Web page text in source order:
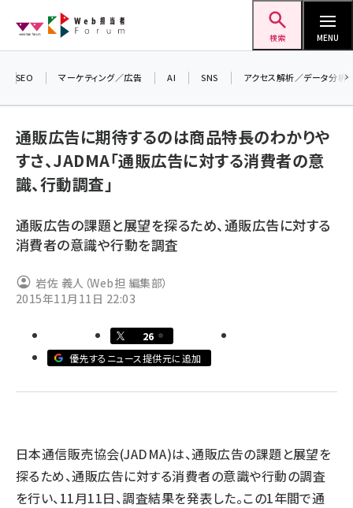
ン
検索 MENU
seo (3538)
youtube (2444)
セミナー (2315)
meo (1281)
SEO マーケティング／広告 AI SNS アクセス解析／データ分析
通販広告に期待するのは商品特長のわかりや
すさ、JADMA「通販広告に対する消費者の意
識、行動調査」
通販広告の課題と展望を探るため、通販広告に対する
消費者の意識や行動を調査
岩佐 義人（Web担 編集部）
2015年11月11日 22:03
26
優先するニュース提供元に追加
日本通信販売協会(JADMA)は、通販広告の課題と展望を
探るため、通販広告に対する消費者の意識や行動の調査
を行い、11月11日、調査結果を発表した。この1年間で通